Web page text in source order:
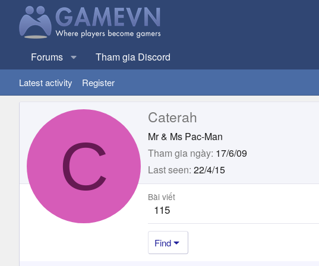
Forums Tham gia Discord
Latest activity Register
C
Caterah
Mr & Ms Pac-Man
Tham gia ngày 17/6/09
Last seen 22/4/15
Bài viết
115
Find